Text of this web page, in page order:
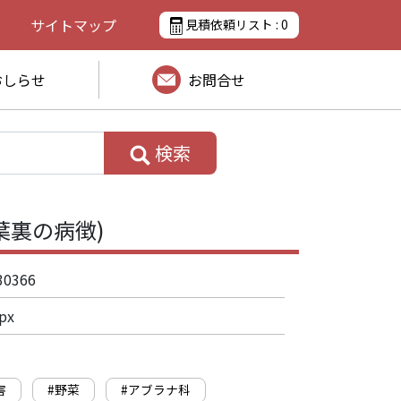
サイトマップ 見積依頼リスト : 0
らせ お問合せ
検索
裏の病徴)
#野菜 #アブラナ科